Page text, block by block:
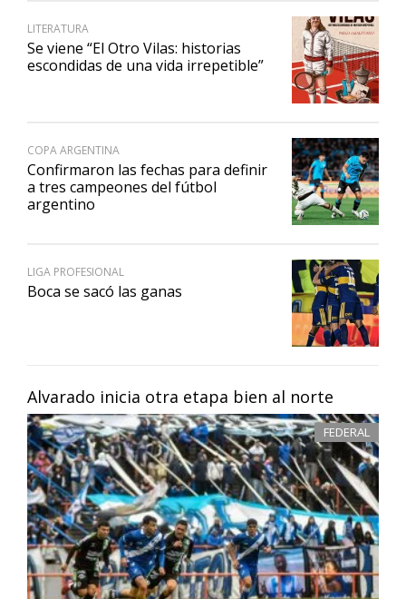
Alvarado inicia otra etapa bien al norte
FEDERAL
LITERATURA
Se viene “El Otro Vilas: historias
escondidas de una vida irrepetible”
COPA ARGENTINA
Confirmaron las fechas para definir
a tres campeones del fútbol
argentino
LIGA PROFESIONAL
Boca se sacó las ganas